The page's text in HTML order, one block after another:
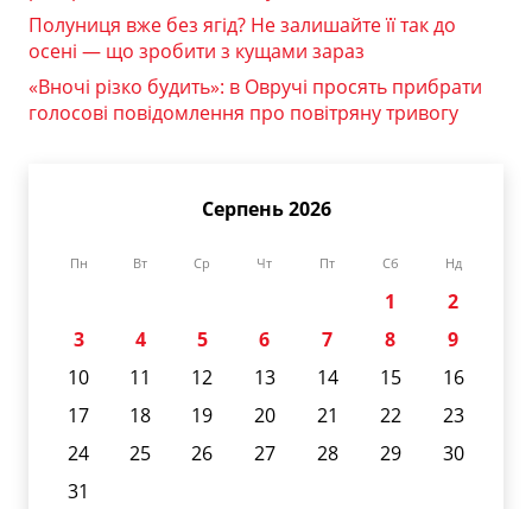
Полуниця вже без ягід? Не залишайте її так до
осені — що зробити з кущами зараз
«Вночі різко будить»: в Овручі просять прибрати
голосові повідомлення про повітряну тривогу
Серпень 2026
Пн Вт Ср Чт Пт Сб Нд
1
2
3
4 5 6 7 8
9
10
11 12 13 14 15
16
17
18 19 20 21 22
23
24
25 26 27 28 29
30
31